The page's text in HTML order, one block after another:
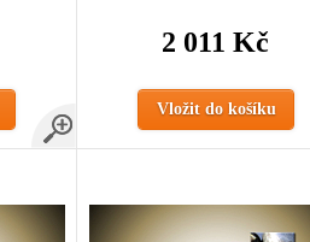
2 011 Kč
Vložit do košíku